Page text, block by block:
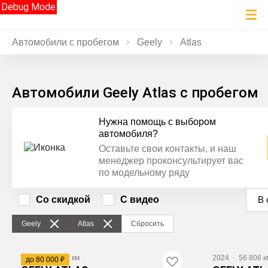
Debug Mode
Автомобили с пробегом Geely Atlas
Автомобили Geely Atlas с пробегом
Нужна помощь с выбором
автомобиля?
Оставьте свои контакты, и наш
менеджер проконсультирует вас
по модельному ряду
Geely Atlas Сбросить
Со скидкой С видео В
до 80 000 ₽
2024· 30 174 км 2024 · 56 806